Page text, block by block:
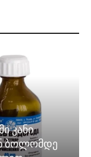
კანი
ბოლომდე